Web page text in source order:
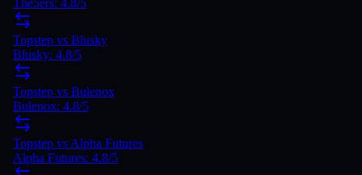
Topstep vs Blusky
Blusky: 4.8/5
Topstep vs Bulenox
Bulenox: 4.8/5
Topstep vs Alpha Futures
Alpha Futures: 4.8/5